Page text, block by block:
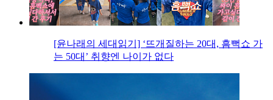
[윤나래의 세대읽기] ‘뜨개질하는 20대, 흠뻑쇼 가
는 50대’ 취향엔 나이가 없다